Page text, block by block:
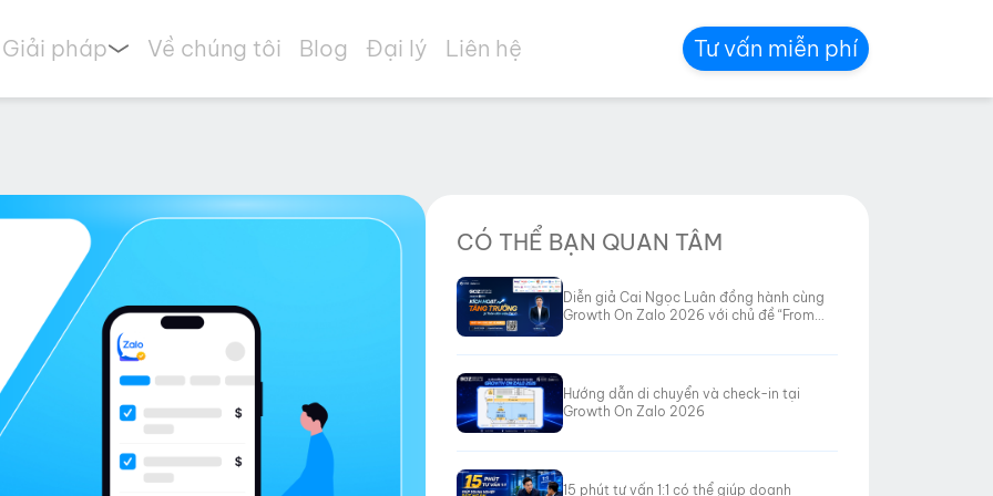
Giải pháp Về chúng tôi Blog Đại lý Liên hệ Tư vấn miễn phí
CÓ THỂ BẠN QUAN TÂM
Diễn giả Cai Ngọc Luân đồng hành cùng
Growth On Zalo 2026 với chủ đề “From
Hướng dẫn di chuyển và check-in tại
Growth On Zalo 2026
15 phút tư vấn 1:1 có thể giúp doanh